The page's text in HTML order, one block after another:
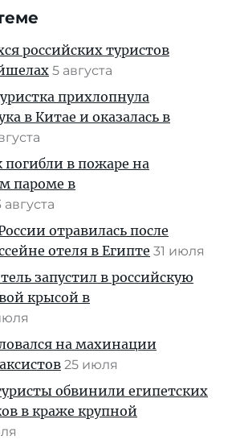
российских туристов
5 августа
прихлопнула
в Китае и оказалась в
погибли в пожаре на
пароме в
августа
отравилась после
отеля в Египте 31 июля
запустил в российскую
крысой в
на махинации
25 июля
обвинили египетских
в краже крупной